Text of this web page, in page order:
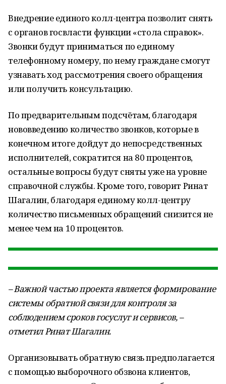
Внедрение единого колл-центра позволит снять
с органов госвласти функции «стола справок».
Звонки будут приниматься по единому
телефонному номеру, по нему граждане смогут
узнавать ход рассмотрения своего обращения
или получить консультацию.
По предварительным подсчётам, благодаря
нововведению количество звонков, которые в
конечном итоге дойдут до непосредственных
исполнителей, сократится на 80 процентов,
остальные вопросы будут сняты уже на уровне
справочной службы. Кроме того, говорит Ринат
Шагалин, благодаря единому колл-центру
количество письменных обращений снизится не
менее чем на 10 процентов.
– Важной частью проекта является формирование
системы обратной связи для контроля за
соблюдением сроков госуслуг и сервисов, –
отметил Ринат Шагалин.
Организовывать обратную связь предполагается
с помощью выборочного обзвона клиентов,